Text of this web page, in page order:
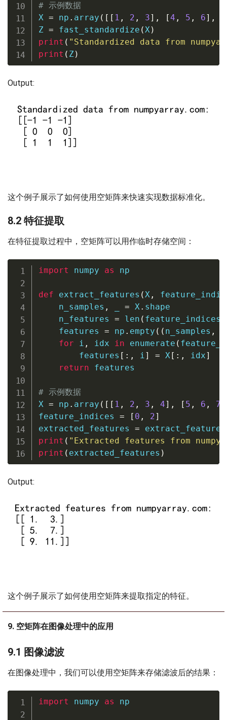
# 示例数据
X = np . array ( [ [ 1 , 2 , 3] , [4 , 5 , 6] ,
Z = fast_standardize (X)
print ( "Standardized data from
print ( Z)
Output:
这个例子展示了如何使用空矩阵来快速实现数据标准化。
8.2 特征提取
在特征提取过程中，空矩阵可以用作临时存储空间：
import numpy as np
def extract_features (X,
    n_samples
, = X. shape
    n_features
= len ( feature_indices
    features
= np . empty ( ( n_samples ,
for i , idx in enumerate (
        features
[ : , i] = X[ : , idx]
return features
# 示例数据
X = np . array ( [ [ 1 , 2 , 3 , 4] , [ 5 , 6 , 7
feature_indices = [ 0 , 2]
extracted_features = extract_features
print ( "Extracted features from
print ( extracted_features )
Output:
这个例子展示了如何使用空矩阵来提取指定的特征。
9. 空矩阵在图像处理中的应用
9.1 图像滤波
在图像处理中，我们可以使用空矩阵来存储滤波后的结果：
import numpy as np